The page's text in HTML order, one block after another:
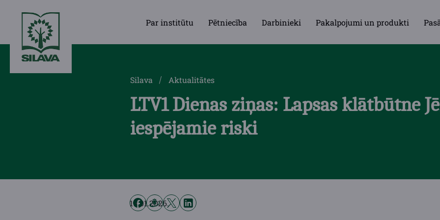
Par institūtu Pētniecība Darbinieki Pakalpojumi un produkti
Silava Aktualitātes
LTV1 Dienas ziņas: Lapsas klātbūtne
iespējamie riski
19.01.2026.